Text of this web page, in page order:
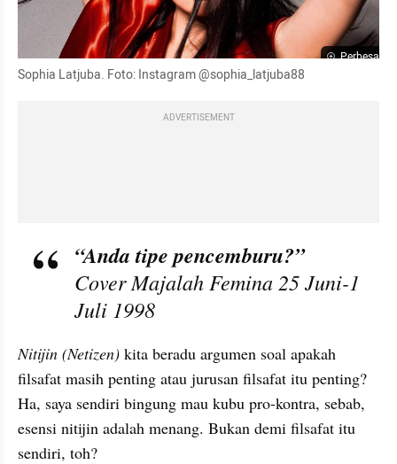
Perbesar
Sophia Latjuba. Foto: Instagram @sophia_latjuba88
ADVERTISEMENT
“Anda tipe pencemburu?”
Cover Majalah Femina 25 Juni-1
Juli 1998
Nitijin (Netizen) kita beradu argumen soal apakah
filsafat masih penting atau jurusan filsafat itu penting?
Ha, saya sendiri bingung mau kubu pro-kontra, sebab,
esensi nitijin adalah menang. Bukan demi filsafat itu
sendiri, toh?